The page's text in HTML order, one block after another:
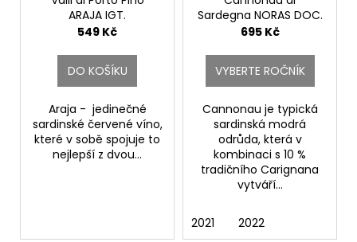
ARAJA IGT.
Santadi
549 Kč
DO KOŠÍKU
Araja - jedinečné
sardinské červené víno,
které v sobě spojuje to
nejlepší z dvou...
Sardegna NORAS DOC.
Santadi
695 Kč
VYBERTE ROČNÍK
Cannonau je typická
sardinská modrá
odrůda, která v
kombinaci s 10 %
tradičního Carignana
vytváří...
2021 2022